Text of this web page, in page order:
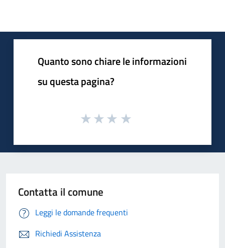
Quanto sono chiare le informazioni
su questa pagina?
Contatta il comune
Leggi le domande frequenti
Richiedi Assistenza